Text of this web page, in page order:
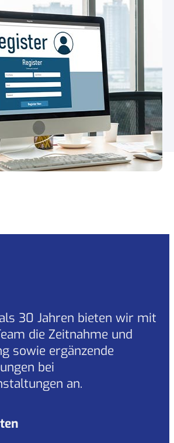
30 Jahren bieten wir mit
die Zeitnahme und
sowie ergänzende
bei
an.